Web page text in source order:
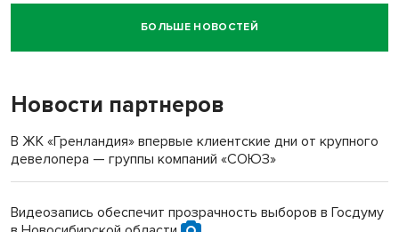
Новосибирский суд наказал водителя за смерть
пенсионерки на вокзале
«Мы живём на пастбище!»: в новосибирском селе лошади
терроризируют жителей
Инвалид получил условный срок за избиение врачей
БОЛЬШЕ НОВОСТЕЙ
Новости партнеров
В ЖК «Гренландия» впервые клиентские дни от крупного
девелопера — группы компаний «СОЮЗ»
Видеозапись обеспечит прозрачность выборов в Госдуму